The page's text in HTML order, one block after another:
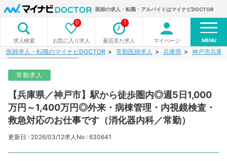
医師の求人・転職・アルバイトはマイナビDOCTOR
求人検索 お気に入り求人
0
最近見た求人
1
マイページ MENU
医師求人・転職のマイナビDOCTOR 常勤医師求人 兵庫県 神戸市兵庫
常勤求人
【兵庫県／神戸市】駅から徒歩圏内◎週5日1,000
万円～1,400万円◎外来・病棟管理・内視鏡検査・
救急対応のお仕事です（消化器内科／常勤）
更新日 : 2026/03/12求人No : 630641